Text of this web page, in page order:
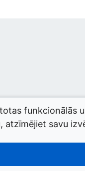
funkcionālās
atzīmējiet savu